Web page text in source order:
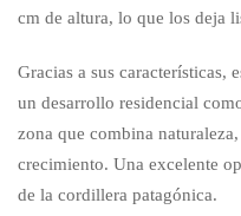
cm de altura, lo que los deja
Gracias a sus características,
un desarrollo residencial
zona que combina
crecimiento. Una excelente
de la cordillera patagónica.